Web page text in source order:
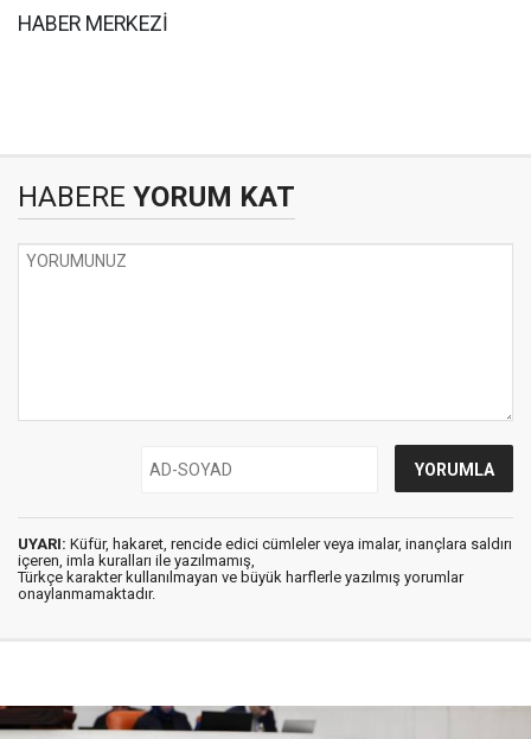
HABER MERKEZİ
HABERE YORUM KAT
UYARI: Küfür, hakaret, rencide edici cümleler veya imalar, inançlara saldırı
içeren, imla kuralları ile yazılmamış,
Türkçe karakter kullanılmayan ve büyük harflerle yazılmış yorumlar
onaylanmamaktadır.